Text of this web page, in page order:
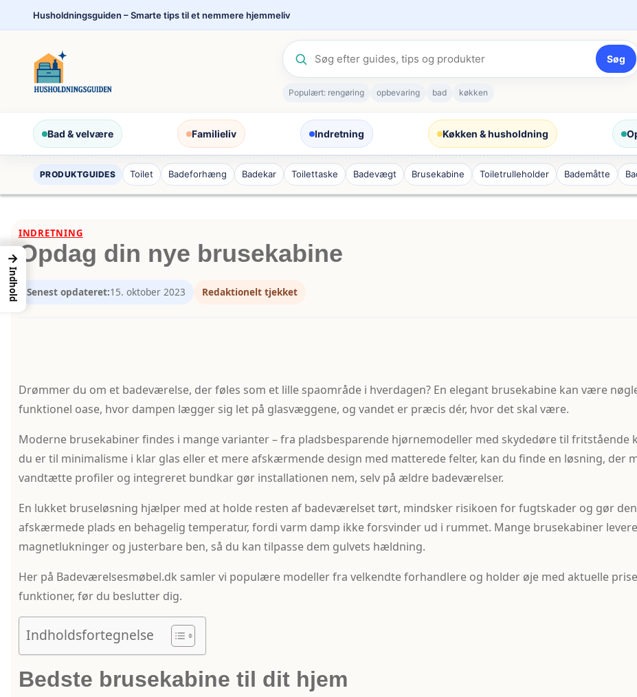
Husholdningsguiden – Smarte tips til et nemmere hjemmeliv
Søg
Populært: rengøring opbevaring bad køkken
Bad & velvære Familieliv Indretning Køkken & husholdning
PRODUKTGUIDES Toilet Badeforhæng Badekar Toilettaske Badevægt Brusekabine Toiletrulleholder Bademåtte
INDRETNING
Opdag din nye brusekabine
Senest opdateret:15. oktober 2023 Redaktionelt tjekket
Drømmer du om et badeværelse, der føles som et lille spaområde i hverdagen? En elegant brusekabine kan være
funktionel oase, hvor dampen lægger sig let på glasvæggene, og vandet er præcis dér, hvor det skal være.
Moderne brusekabiner findes i mange varianter – fra pladsbesparende hjørnemodeller med skydedøre til
du er til minimalisme i klar glas eller et mere afskærmende design med matterede felter, kan du finde en løsning, der
vandtætte profiler og integreret bundkar gør installationen nem, selv på ældre badeværelser.
En lukket bruseløsning hjælper med at holde resten af badeværelset tørt, mindsker risikoen for fugtskader og gør
afskærmede plads en behagelig temperatur, fordi varm damp ikke forsvinder ud i rummet. Mange brusekabiner
magnetlukninger og justerbare ben, så du kan tilpasse dem gulvets hældning.
Her på Badeværelsesmøbel.dk samler vi populære modeller fra velkendte forhandlere og holder øje med aktuelle
funktioner, før du beslutter dig.
Indholdsfortegnelse
Bedste brusekabine til dit hjem
→
Indhold